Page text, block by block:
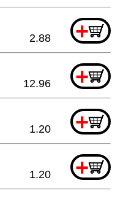
+
2.88
+
12.96
+
1.20
+
1.20